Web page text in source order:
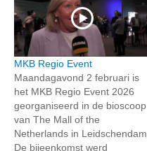
MKB Regio Event
Maandagavond 2 februari is
het MKB Regio Event 2026
georganiseerd in de bioscoop
van The Mall of the
Netherlands in Leidschendam.
De bijeenkomst werd